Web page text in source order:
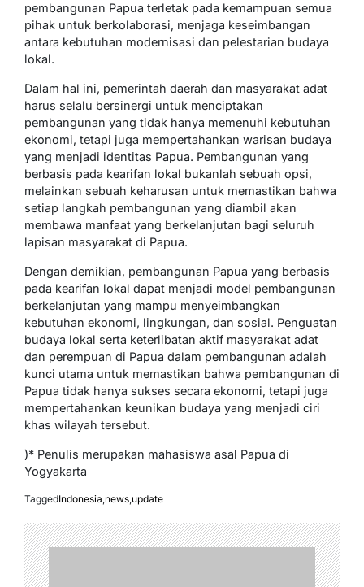
pembangunan Papua terletak pada kemampuan semua
pihak untuk berkolaborasi, menjaga keseimbangan
antara kebutuhan modernisasi dan pelestarian budaya
lokal.
Dalam hal ini, pemerintah daerah dan masyarakat adat
harus selalu bersinergi untuk menciptakan
pembangunan yang tidak hanya memenuhi kebutuhan
ekonomi, tetapi juga mempertahankan warisan budaya
yang menjadi identitas Papua. Pembangunan yang
berbasis pada kearifan lokal bukanlah sebuah opsi,
melainkan sebuah keharusan untuk memastikan bahwa
setiap langkah pembangunan yang diambil akan
membawa manfaat yang berkelanjutan bagi seluruh
lapisan masyarakat di Papua.
Dengan demikian, pembangunan Papua yang berbasis
pada kearifan lokal dapat menjadi model pembangunan
berkelanjutan yang mampu menyeimbangkan
kebutuhan ekonomi, lingkungan, dan sosial. Penguatan
budaya lokal serta keterlibatan aktif masyarakat adat
dan perempuan di Papua dalam pembangunan adalah
kunci utama untuk memastikan bahwa pembangunan di
Papua tidak hanya sukses secara ekonomi, tetapi juga
mempertahankan keunikan budaya yang menjadi ciri
khas wilayah tersebut.
)* Penulis merupakan mahasiswa asal Papua di
Yogyakarta
TaggedIndonesia,news,update